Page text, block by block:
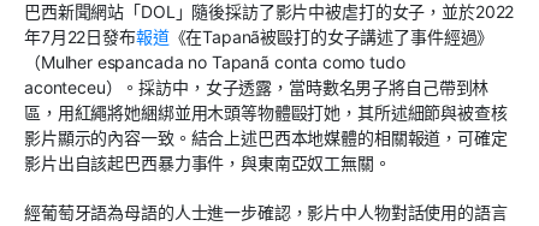
巴西新聞網站「DOL」隨後採訪了影片中被虐打的女子，並於2022
年7月22日發布報道《在Tapanã被毆打的女子講述了事件經過》
（Mulher espancada no Tapanã conta como tudo
aconteceu）。採訪中，女子透露，當時數名男子將自己帶到林
區，用紅繩將她綑綁並用木頭等物體毆打她，其所述細節與被查核
影片顯示的內容一致。結合上述巴西本地媒體的相關報道，可確定
影片出自該起巴西暴力事件，與東南亞奴工無關。
經葡萄牙語為母語的人士進一步確認，影片中人物對話使用的語言